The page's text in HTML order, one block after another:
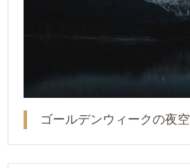
ゴールデンウィークの夜空